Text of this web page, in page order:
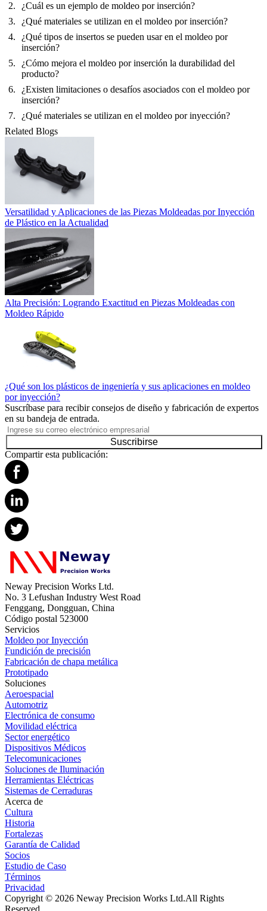
¿Cuál es un ejemplo de moldeo por inserción?
¿Qué materiales se utilizan en el moldeo por inserción?
¿Qué tipos de insertos se pueden usar en el moldeo por
inserción?
¿Cómo mejora el moldeo por inserción la durabilidad del
producto?
¿Existen limitaciones o desafíos asociados con el moldeo por
inserción?
¿Qué materiales se utilizan en el moldeo por inyección?
Related Blogs
Versatilidad y Aplicaciones de las Piezas Moldeadas por Inyección
de Plástico en la Actualidad
Alta Precisión: Logrando Exactitud en Piezas Moldeadas con
Moldeo Rápido
¿Qué son los plásticos de ingeniería y sus aplicaciones en moldeo
por inyección?
Suscríbase para recibir consejos de diseño y fabricación de expertos
en su bandeja de entrada.
Suscribirse
Compartir esta publicación:
Neway Precision Works Ltd.
No. 3 Lefushan Industry West Road
Fenggang, Dongguan, China
Código postal 523000
Servicios
Moldeo por Inyección
Fundición de precisión
Fabricación de chapa metálica
Prototipado
Soluciones
Aeroespacial
Automotriz
Electrónica de consumo
Movilidad eléctrica
Sector energético
Dispositivos Médicos
Telecomunicaciones
Soluciones de Iluminación
Herramientas Eléctricas
Sistemas de Cerraduras
Acerca de
Cultura
Historia
Fortalezas
Garantía de Calidad
Socios
Estudio de Caso
Términos
Privacidad
Copyright © 2026 Neway Precision Works Ltd.All Rights
Reserved.